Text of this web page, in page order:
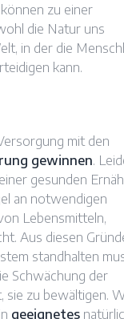
zu einer
die Natur uns
in der die
kann.
mit den
gewinnen.
gesunden
an notwendigen
Lebensmitteln,
Aus diesen
standhalten
Schwächung der
sie zu bewältigen.
geeignetes